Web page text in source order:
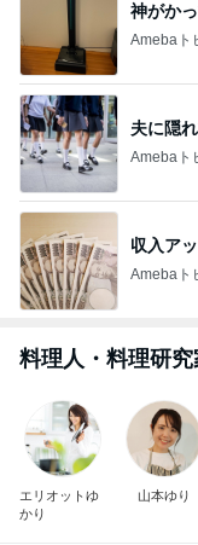
神がか
Amebaト
夫に隠
Amebaト
収入ア
Amebaト
料理人・料理研
エリオットゆ
かり
山本ゆり